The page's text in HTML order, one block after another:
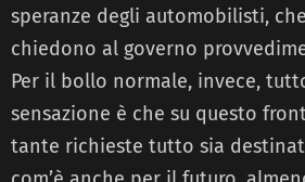
speranze degli automobilisti,
chiedono al governo
Per il bollo normale, invece,
sensazione è che su questo
tante richieste tutto sia